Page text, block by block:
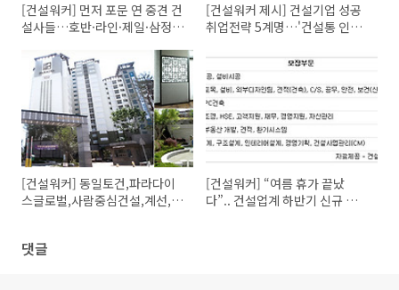
[건설워커] 먼저 포문 연 중견 건
설사들…호반·라인·제일·삼정
[건설워커 제시] 건설기업 성공
취업전략 5계명…'건설통 인재'
[건설워커] 동일토건,파라다이
스글로벌,사람중심건설,계선,샘
[건설워커] “여름 휴가 끝났
다”.. 건설업계 하반기 신규 채용
댓글